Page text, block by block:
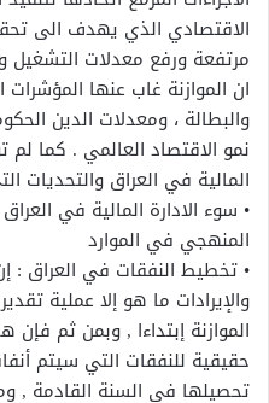
الاقتصادي الذي يهدف الى
مرتفعة ورفع معدلات التشغيل
ان الموازنة غاب عنها المؤشرات
والبطالة ، ومعدلات الدين
نمو الاقتصاد العالمي . كما
المالية في العراق والتحديات
• سوء الادارة المالية في
المنهجي في الموارد
• تخطيط النفقات في العراق :
والإيرادات ما هو إلا عملية
الموازنة إبتداءا , وبمن ثم فإن
حقيقية للنفقات التي سيتم
تحصيلها في السنة القادمة ,